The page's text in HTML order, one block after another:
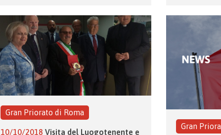
Gran Priorato di Roma
10/10/2018 Visita del Luogotenente e
Gran